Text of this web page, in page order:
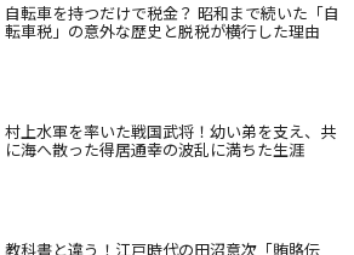
自転車を持つだけで税金？ 昭和まで続いた「自
転車税」の意外な歴史と脱税が横行した理由
村上水軍を率いた戦国武将！幼い弟を支え、共
に海へ散った得居通幸の波乱に満ちた生涯
教科書と違う！江戸時代の田沼意次「賄賂伝